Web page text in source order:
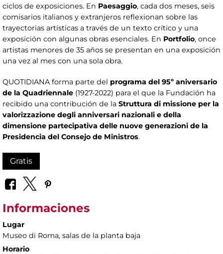
ciclos de exposiciones. En Paesaggio, cada dos meses, seis
comisarios italianos y extranjeros reflexionan sobre las
trayectorias artísticas a través de un texto crítico y una
exposición con algunas obras esenciales. En Portfolio, once
artistas menores de 35 años se presentan en una exposición
una vez al mes con una sola obra.
QUOTIDIANA forma parte del programa del 95º aniversario
de la Quadriennale (1927-2022) para el que la Fundación ha
recibido una contribución de la Struttura di missione per la
valorizzazione degli anniversari nazionali e della
dimensione partecipativa delle nuove generazioni de la
Presidencia del Consejo de Ministros.
Gratis
Informaciones
Lugar
Museo di Roma, salas de la planta baja
Horario